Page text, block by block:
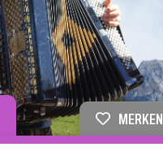
MERKEN